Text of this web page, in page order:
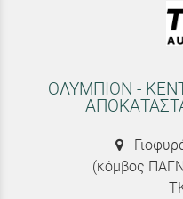
ΟΛΥΜΠΙΟΝ -
(κόμβος